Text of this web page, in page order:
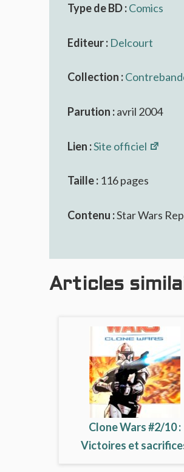
Type de BD :Comics
Editeur : Delcourt
Collection :
Parution :avril 2004
Lien :Site officiel
Taille : 116 pages
Contenu :Star Wars
Articles
Clone Wars #2/10 :
Victoires et